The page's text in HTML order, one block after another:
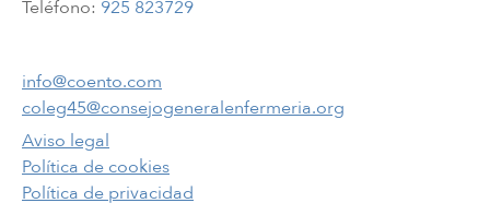
Teléfono: 925 823729
info@coento.com
coleg45@consejogeneralenfermeria.org
Aviso legal
Política de cookies
Política de privacidad